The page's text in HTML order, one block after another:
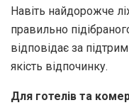
Навіть найдорожче
правильно
відповідає за
якість відпочинку.
Для готелів та